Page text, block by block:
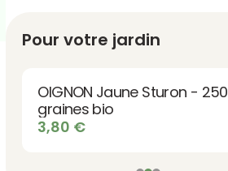
Pour votre jardin
OIGNON Jaune Sturon - 250
graines bio
3,80 €